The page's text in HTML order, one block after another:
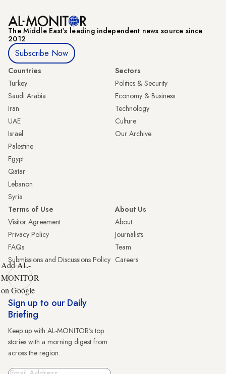
The Middle Eastʼs leading independent news source since
2012
Subscribe Now
Countries
Turkey
Saudi Arabia
Iran
UAE
Israel
Palestine
Egypt
Qatar
Lebanon
Syria
Sectors
Politics & Security
Economy & Business
Technology
Culture
Our Archive
Terms of Use
Visitor Agreement
Privacy Policy
FAQs
Submissions and Discussions Policy
About Us
About
Journalists
Team
Careers
Add AL-
MONITOR
on Google
Sign up to our Daily
Briefing
Keep up with AL-MONITOR's top
stories with a morning digest from
across the region.